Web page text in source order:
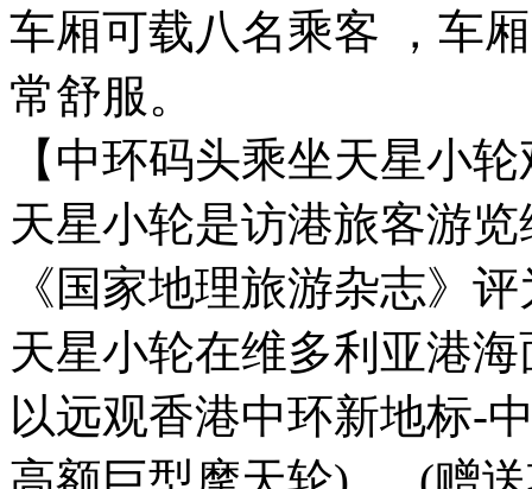
车厢可载八名乘客 ，车
常舒服。
【中环码头乘坐天星小
天星小轮是访港旅客游
《国家地理旅游杂志》
天星小轮在维多利亚港
以远观香港中环新地标-